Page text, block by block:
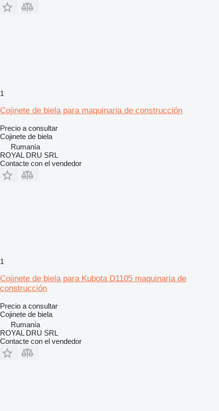
1
Cojinete de biela para maquinaria de construcción
Precio a consultar
Cojinete de biela
Rumanía
ROYAL DRU SRL
Contacte con el vendedor
1
Cojinete de biela para Kubota D1105 maquinaria de
construcción
Precio a consultar
Cojinete de biela
Rumanía
ROYAL DRU SRL
Contacte con el vendedor